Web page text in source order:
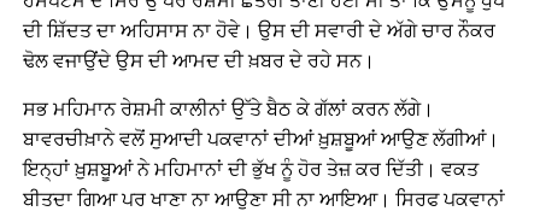
ਦੀ ਸ਼ਿੱਦਤ ਦਾ ਅਹਿਸਾਸ ਨਾ ਹੋਵੇ। ਉਸ ਦੀ ਸਵਾਰੀ ਦੇ ਅੱਗੇ ਚਾਰ ਨੌਕਰ
ਢੋਲ ਵਜਾਉਂਦੇ ਉਸ ਦੀ ਆਮਦ ਦੀ ਖ਼ਬਰ ਦੇ ਰਹੇ ਸਨ।
ਸਭ ਮਹਿਮਾਨ ਰੇਸ਼ਮੀ ਕਾਲੀਨਾਂ ਉੱਤੇ ਬੈਠ ਕੇ ਗੱਲਾਂ ਕਰਨ ਲੱਗੇ।
ਬਾਵਰਚੀਖ਼ਾਨੇ ਵਲੋਂ ਸੁਆਦੀ ਪਕਵਾਨਾਂ ਦੀਆਂ ਖ਼ੁਸ਼ਬੂਆਂ ਆਉਣ ਲੱਗੀਆਂ।
ਇਨ੍ਹਾਂ ਖ਼ੁਸ਼ਬੂਆਂ ਨੇ ਮਹਿਮਾਨਾਂ ਦੀ ਭੁੱਖ ਨੂੰ ਹੋਰ ਤੇਜ਼ ਕਰ ਦਿੱਤੀ। ਵਕਤ
ਬੀਤਦਾ ਗਿਆ ਪਰ ਖਾਣਾ ਨਾ ਆਉਣਾ ਸੀ ਨਾ ਆਇਆ। ਸਿਰਫ ਪਕਵਾਨਾਂ